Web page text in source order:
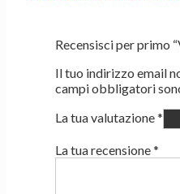
Recensisci per primo
Il tuo indirizzo email
campi obbligatori
La tua valutazione*
La tua recensione*